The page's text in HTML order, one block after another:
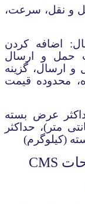
و نقل، سرعت،
اضافه کردن
حمل و ارسال
و ارسال، گزینه
محدوده قیمت
عرض بسته
متر)، حداکثر
(کیلوگرم)